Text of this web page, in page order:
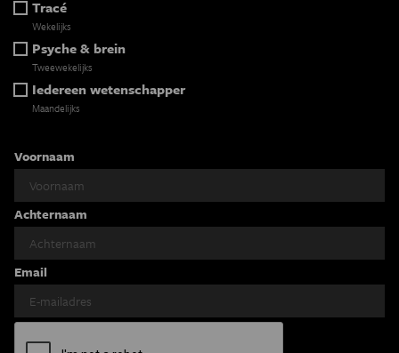
Tracé
Wekelijks
Psyche & brein
Tweewekelijks
Iedereen wetenschapper
Maandelijks
Voornaam
Achternaam
Email